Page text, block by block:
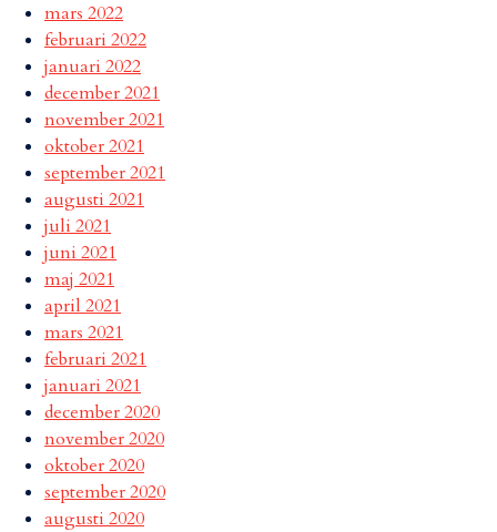
mars 2022
februari 2022
januari 2022
december 2021
november 2021
oktober 2021
september 2021
augusti 2021
juli 2021
juni 2021
maj 2021
april 2021
mars 2021
februari 2021
januari 2021
december 2020
november 2020
oktober 2020
september 2020
augusti 2020